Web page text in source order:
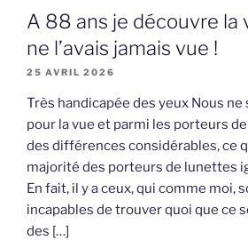
A 88 ans je découvre la
ne l’avais jamais vue !
25 AVRIL 2026
Très handicapée des yeux Nous
pour la vue et parmi les porteurs
des différences considérables, ce
majorité des porteurs de lunettes
En fait, il y a ceux, qui comme moi,
incapables de trouver quoi que ce
des […]